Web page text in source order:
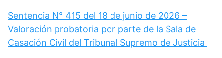
Sentencia N° 415 del 18 de junio de 2026 –
Valoración probatoria por parte de la Sala de
Casación Civil del Tribunal Supremo de Justicia